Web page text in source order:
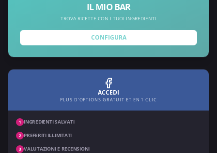
IL MIO BAR
TROVA RICETTE CON I TUOI INGREDIENTI
CONFIGURA
ACCEDI
PLUS D'OPTIONS GRATUIT ET EN 1 CLIC
1 INGREDIENTI SALVATI
2 PREFERITI ILLIMITATI
3 VALUTAZIONI E RECENSIONI